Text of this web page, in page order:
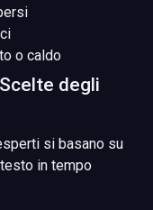
o caldo
degli
si basano su
in tempo